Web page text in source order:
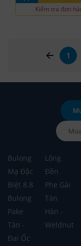
Kiểm tra đơn
page
1
Bulong
Mạ Đặc
Biệt 8.8
Bulong
Pake
Tán -
Đai Ốc
Lông
Đền
Phe Gài
Tán
Hàn -
Weldnut